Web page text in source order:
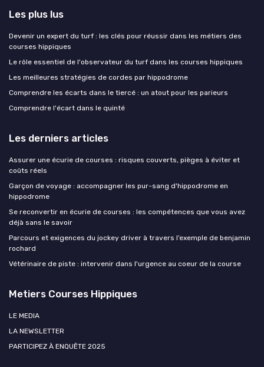
Les plus lus
Devenir un expert du turf : les clés pour réussir dans les métiers des
courses hippiques
Le rôle essentiel de l'observateur du turf dans les courses hippiques
Les meilleures stratégies de cordes par hippodrome
Comprendre les écarts dans le tiercé : un atout pour les parieurs
Comprendre l'écart dans le quinté
Les derniers articles
Assurer une écurie de courses : risques couverts, pièges à éviter et
coûts réels
Garçon de voyage : accompagner les pur-sang d'hippodrome en
hippodrome
Se reconvertir en écurie de courses : les compétences que vous avez
déjà sans le savoir
Parcours et exigences du jockey driver à travers l’exemple de benjamin
rochard
Vétérinaire de piste : intervenir dans l'urgence au coeur de la course
Metiers Courses Hippiques
LE MEDIA
LA NEWSLETTER
PARTICIPEZ À ENQUÊTE 2025